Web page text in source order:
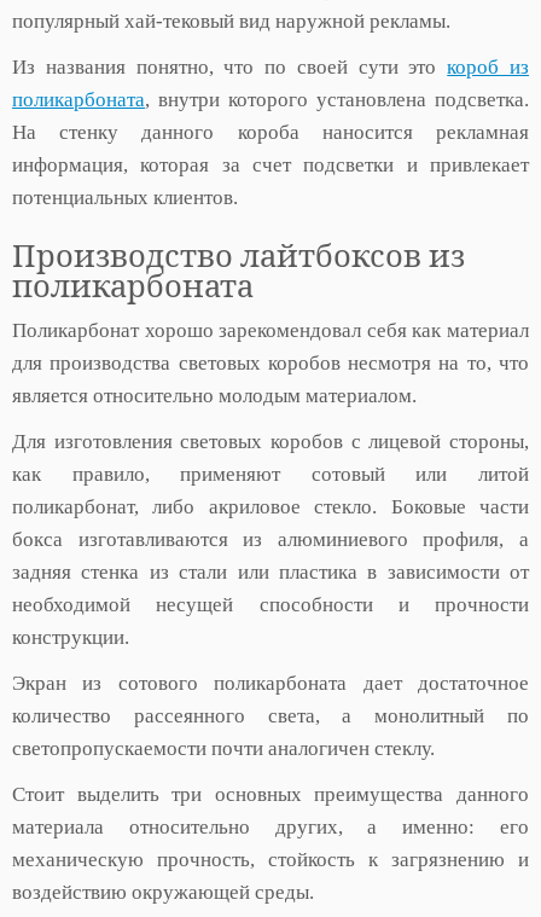
популярный хай-тековый вид наружной рекламы.
Из названия понятно, что по своей сути этокороб из
поликарбоната, внутри которого установлена подсветка.
На стенку данного короба наносится рекламная
информация, которая за счет подсветки и привлекает
потенциальных клиентов.
Производство лайтбоксов из
поликарбоната
Поликарбонат хорошо зарекомендовал себя как материал
для производства световых коробов несмотря на то, что
является относительно молодым материалом.
Для изготовления световых коробов с лицевой стороны,
как правило, применяют сотовый или литой
поликарбонат, либо акриловое стекло. Боковые части
бокса изготавливаются из алюминиевого профиля, а
задняя стенка из стали или пластика в зависимости от
необходимой несущей способности и прочности
конструкции.
Экран из сотового поликарбоната дает достаточное
количество рассеянного света, а монолитный по
светопропускаемости почти аналогичен стеклу.
Стоит выделить три основных преимущества данного
материала относительно других, а именно: его
механическую прочность, стойкость к загрязнению и
воздействию окружающей среды.